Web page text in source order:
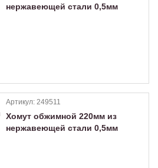
нержавеющей стали 0,5мм
Артикул:249511
Хомут обжимной 220мм из
нержавеющей стали 0,5мм